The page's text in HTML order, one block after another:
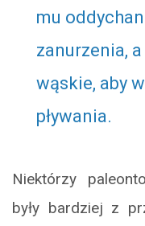
mu
zanurzenia,
wąskie, aby
pływania.
Niektórzy
były bardziej z